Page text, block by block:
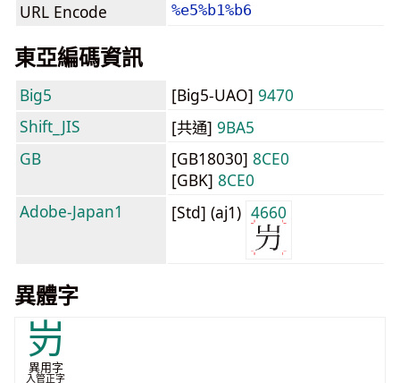
URL Encode %e5%b1%b6
東亞編碼資訊
Big5 [Big5-UAO] 9470
Shift_JIS
[共通] 9BA5
GB
[GB18030] 8CE0
[GBK] 8CE0
Adobe-Japan1
[Std] (aj1) 4660
異體字
岃
異用字
入管正字